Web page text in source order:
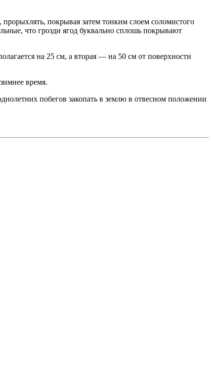
покрывая затем тонким слоем соломистого
что грозди ягод буквально сплошь покрывают
на 25 см, а вторая — на 50 см от поверхности
время.
побегов закопать в землю в отвесном положении